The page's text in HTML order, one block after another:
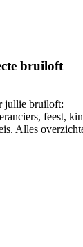
bruiloft
jullie bruiloft:
feest,
Alles